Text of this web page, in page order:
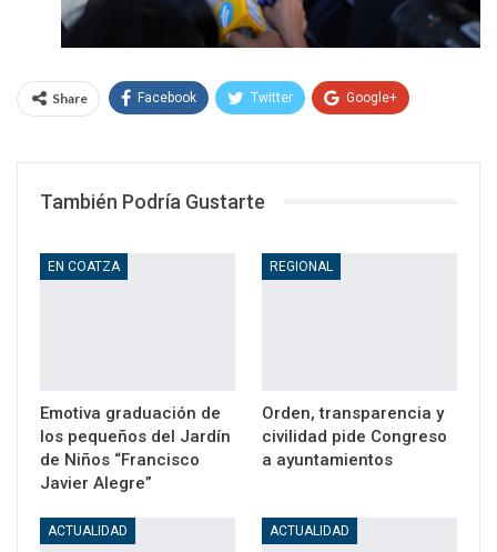
Share Facebook Twitter Google+
También Podría Gustarte
EN COATZA
Emotiva graduación de
los pequeños del Jardín
de Niños “Francisco
Javier Alegre”
REGIONAL
Orden, transparencia y
civilidad pide Congreso
a ayuntamientos
ACTUALIDAD ACTUALIDAD